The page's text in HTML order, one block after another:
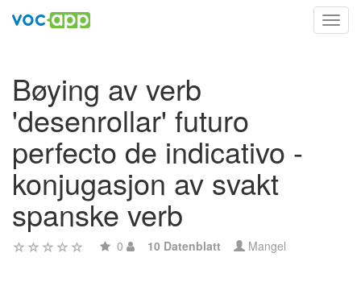
Bøying av verb
'desenrollar' futuro
perfecto de indicativo -
konjugasjon av svakt
spanske verb
0 10 Datenblatt Mangel